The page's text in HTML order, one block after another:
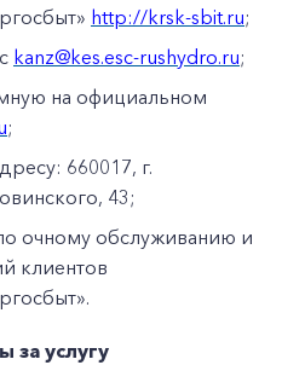
http://krsk-sbit.ru;
kanz@kes.esc-rushydro.ru;
на официальном
;
660017, г.
43;
очному обслуживанию и
клиентов
за услугу